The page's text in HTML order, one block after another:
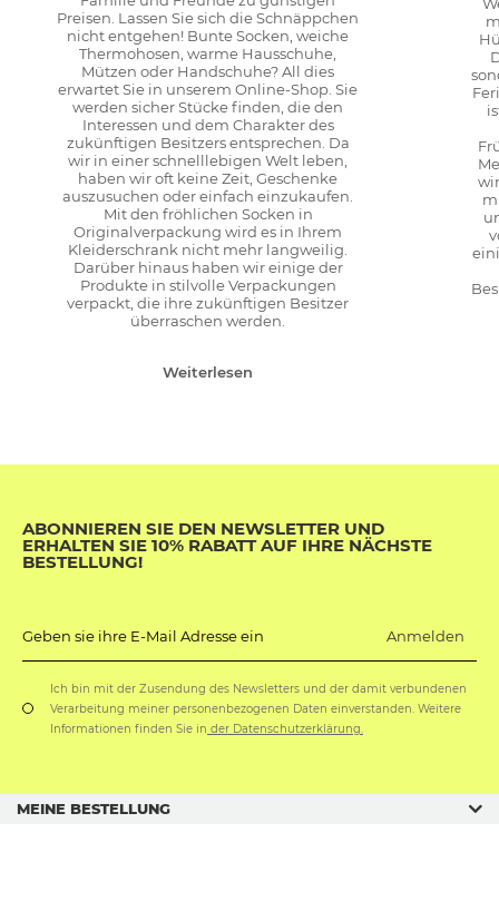
Preisen. Lassen Sie sich die Schnäppchen
nicht entgehen! Bunte Socken, weiche
Thermohosen, warme Hausschuhe,
Mützen oder Handschuhe? All dies
erwartet Sie in unserem Online-Shop. Sie
werden sicher Stücke finden, die den
Interessen und dem Charakter des
zukünftigen Besitzers entsprechen. Da
wir in einer schnelllebigen Welt leben,
haben wir oft keine Zeit, Geschenke
auszusuchen oder einfach einzukaufen.
Mit den fröhlichen Socken in
Originalverpackung wird es in Ihrem
Kleiderschrank nicht mehr langweilig.
Darüber hinaus haben wir einige der
Produkte in stilvolle Verpackungen
verpackt, die ihre zukünftigen Besitzer
überraschen werden.
Weiterlesen
ABONNIEREN SIE DEN NEWSLETTER UND
ERHALTEN SIE 10% RABATT AUF IHRE NÄCHSTE
BESTELLUNG!
Geben sie ihre E-Mail Adresse ein Anmelden
Ich bin mit der Zusendung des Newsletters und der damit verbundenen
Verarbeitung meiner personenbezogenen Daten einverstanden. Weitere
Informationen finden Sie in der Datenschutzerklärung.
MEINE BESTELLUNG